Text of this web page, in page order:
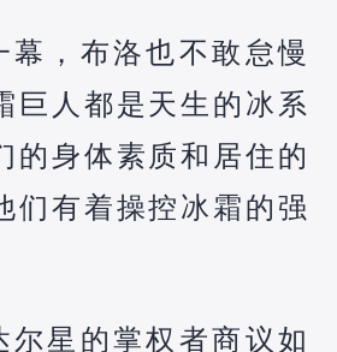
幕，布洛也不敢怠慢
巨人都是天生的冰系
的身体素质和居住的
们有着操控冰霜的强
尔星的掌权者商议如